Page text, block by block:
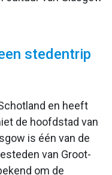
stedentrip
en heeft
de hoofdstad van
is één van de
van Groot-
om de